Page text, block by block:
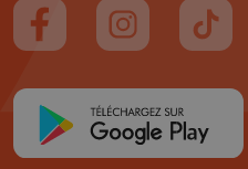
Suivez-nous sur FaceBook
Suivez-nous